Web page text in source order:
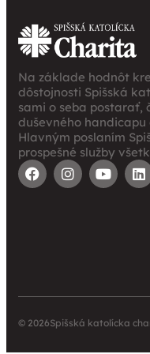
Na základe hodnôt
dôstojnosti Spišská
sami o seba postarať,
duševného
Hlavným poslaním
prospešné služby
© 2026Spišská katolícka